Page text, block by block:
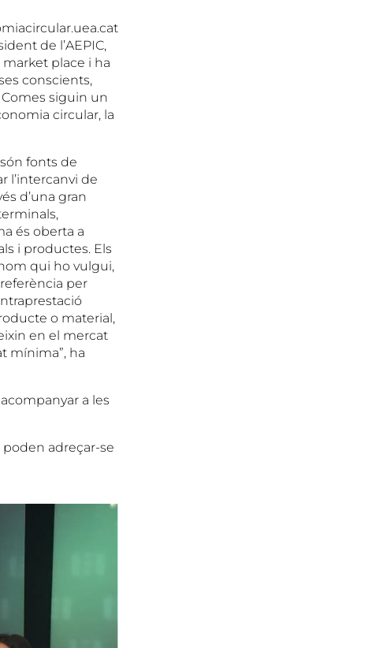
de l’AEPIC,
market place i ha
conscients,
siguin un
circular, la
fonts de
l’intercanvi de
d’una gran
és oberta a
i productes. Els
qui ho vulgui,
per
o material,
en el mercat
mínima”, ha
a les
adreçar-se